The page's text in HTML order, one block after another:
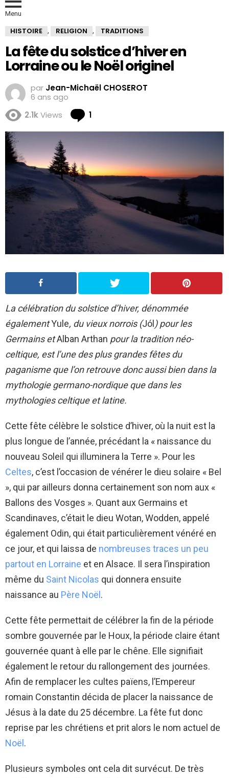
Menu
HISTOIRE , RELIGION , TRADITIONS
La fête du solstice d’hiver en
Lorraine ou le Noël originel
par Jean-Michaël CHOSEROT
6 ans ago
2.1kViews 1
La célébration du solstice d’hiver, dénommée
égalementYule, du vieux norrois (Jól ) pour les
Germains etAlban Arthan pour la tradition néo-
celtique, est l’une des plus grandes fêtes du
paganisme que l’on retrouve donc aussi bien dans la
mythologie germano-nordique que dans les
mythologies celtique et latine.
Cette fête célèbre le solstice d’hiver, où la nuit est la
plus longue de l’année, précédant la « naissance du
nouveau Soleil qui illuminera la Terre ». Pour les
Celtes, c’est l’occasion de vénérer le dieu solaire « Bel
», qui par ailleurs donna certainement son nom aux «
Ballons des Vosges ». Quant aux Germains et
Scandinaves, c’était le dieu Wotan, Wodden, appelé
également Odin, qui était particulièrement vénéré en
ce jour, et qui laissa de nombreuses traces un peu
partout en Lorraine et en Alsace. Il sera l’inspiration
même du Saint Nicolas qui donnera ensuite
naissance au Père Noël .
Cette fête permettait de célébrer la fin de la période
sombre gouvernée par le Houx, la période claire étant
gouvernée quant à elle par le chêne. Elle signifiait
également le retour du rallongement des journées.
Afin de remplacer les cultes païens, l’Empereur
romain Constantin décida de placer la naissance de
Jésus à la date du 25 décembre. La fête fut donc
reprise par les chrétiens et prit alors le nom actuel de
Noël .
Plusieurs symboles ont cela dit survécut. De très